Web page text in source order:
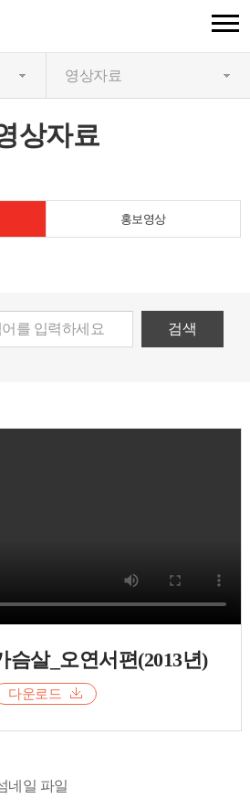
영상자료
상자료
홍보영상
슴살_오연서편(2013년)
다운로드